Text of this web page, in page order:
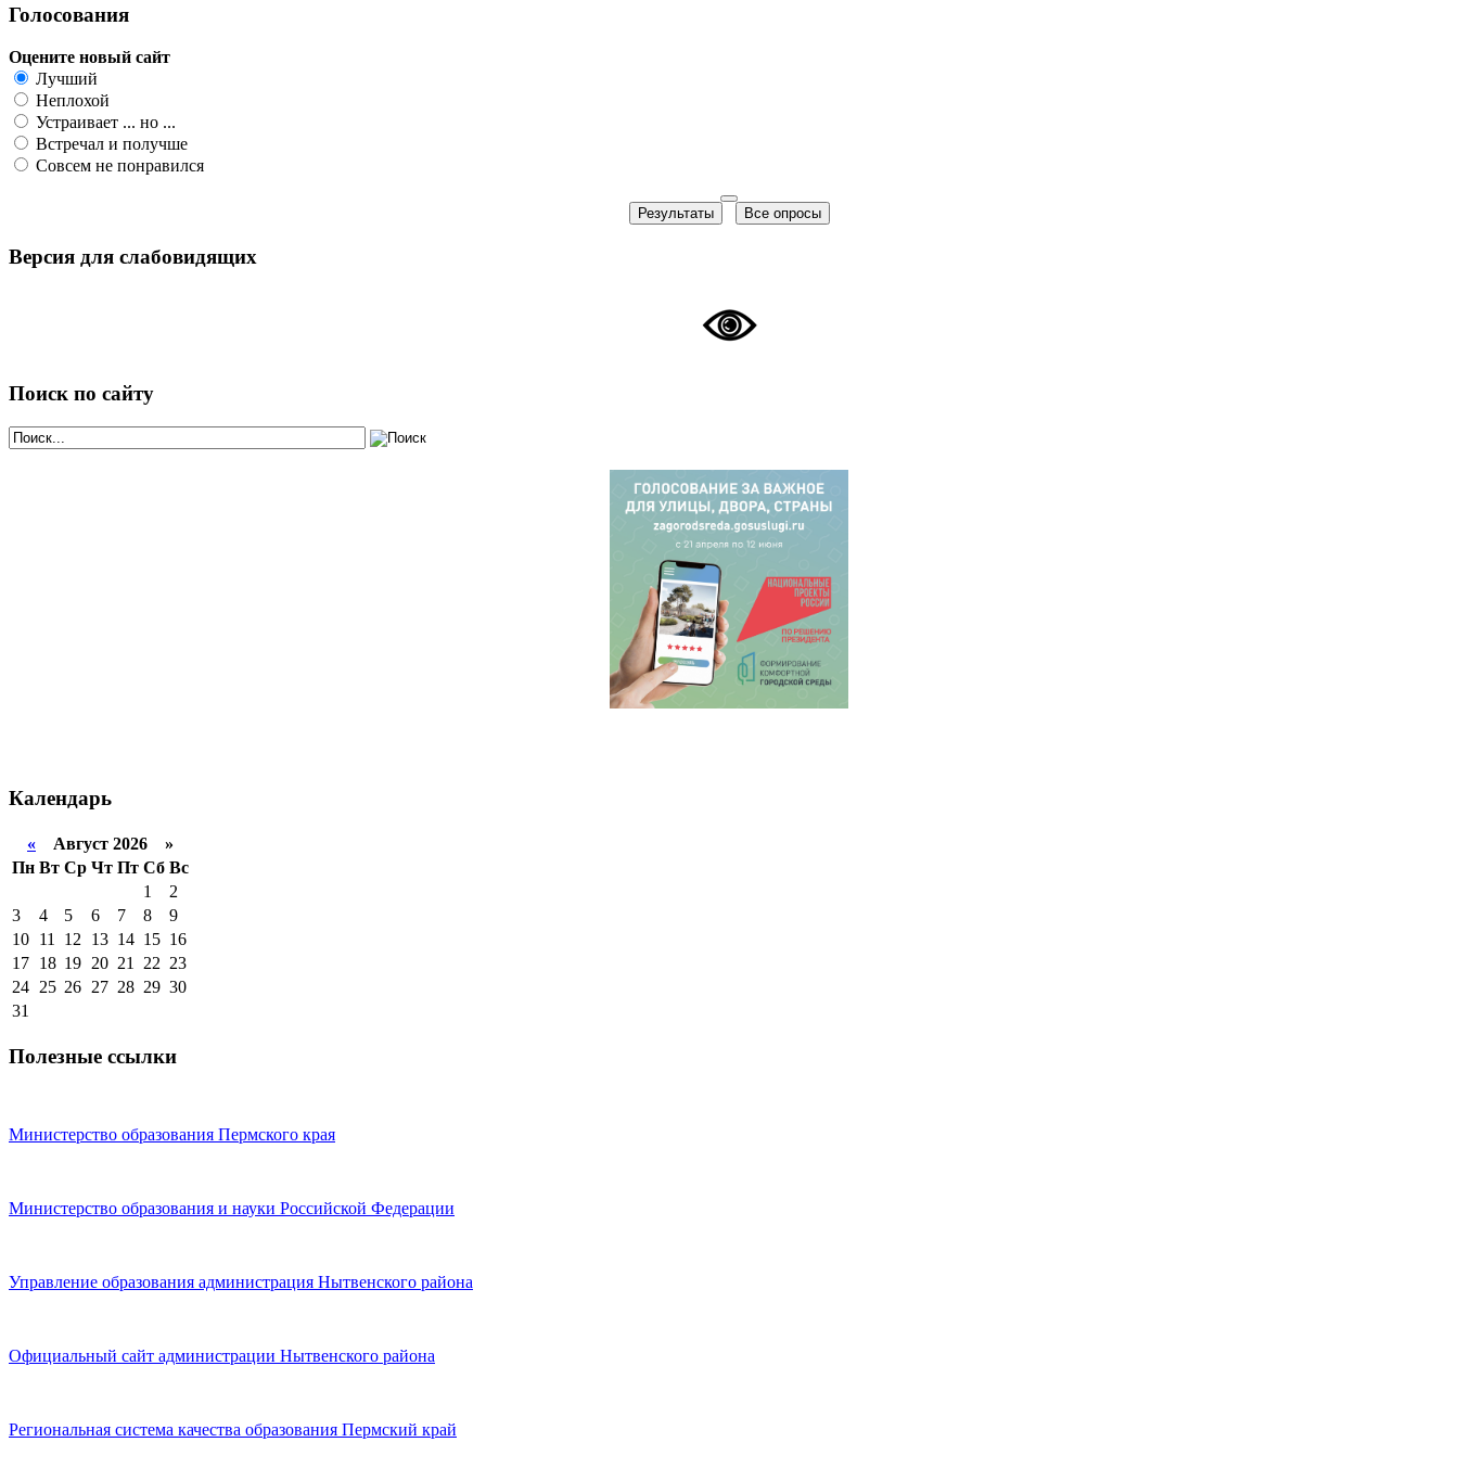
Голосования
Оцените новый сайт
Лучший
Неплохой
Устраивает ... но ...
Встречал и получше
Совсем не понравился
Результаты Все опросы
Версия для слабовидящих
Поиск по сайту
Календарь
« Август 2026 »
Пн Вт Ср Чт Пт Сб Вс
1
2
3
4 5 6 7 8
9
10 11 12 13 14 15 16
17 18 19 20 21 22 23
24 25 26 27 28 29 30
31
Полезные ссылки
Министерство образования Пермского края
Министерство образования и науки Российской Федерации
Управление образования администрация Нытвенского района
Официальный сайт администрации Нытвенского района
Региональная система качества образования Пермский край